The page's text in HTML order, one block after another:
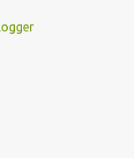
das vítimas foi